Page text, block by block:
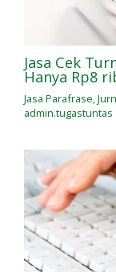
Jasa Cek
Hanya Rp8
Jasa Parafrase,
admin.tugastuntas